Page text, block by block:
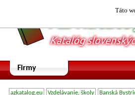
Táto
Firmy
azkatalog.eu Vzdelávanie, školy Banská